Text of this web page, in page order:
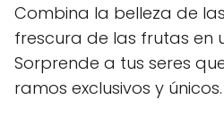
Combina la belleza de
frescura de las frutas en
Sorprende a tus seres
ramos exclusivos y únicos.